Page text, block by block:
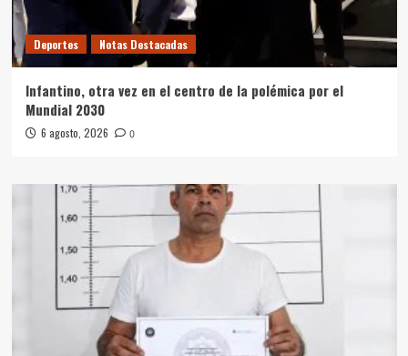
Deportes Notas Destacadas
Infantino, otra vez en el centro de la polémica por el
Mundial 2030
6 agosto, 2026 0